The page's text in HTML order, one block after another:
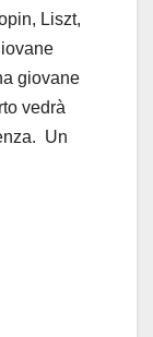
Liszt,
giovane
vedrà
Un